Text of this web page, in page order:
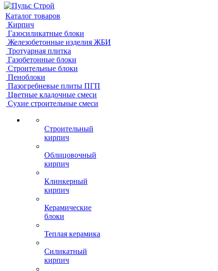
Каталог товаров
Кирпич
Газосиликатные блоки
Железобетонные изделия ЖБИ
Тротуарная плитка
Газобетонные блоки
Строительные блоки
Пеноблоки
Пазогребневые плиты ПГП
Цветные кладочные смеси
Сухие строительные смеси
Строительный
кирпич
Облицовочный
кирпич
Клинкерный
кирпич
Керамические
блоки
Теплая керамика
Силикатный
кирпич